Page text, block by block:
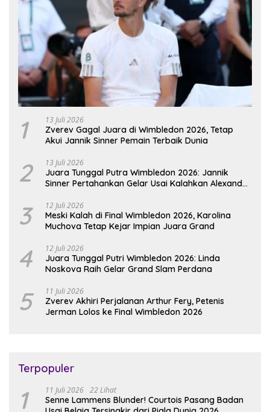
1 13 Juli 2026
Zverev Gagal Juara di Wimbledon 2026, Tetap
Akui Jannik Sinner Pemain Terbaik Dunia
2 13 Juli 2026
Juara Tunggal Putra Wimbledon 2026: Jannik
Sinner Pertahankan Gelar Usai Kalahkan Alexander
3 12 Juli 2026
Meski Kalah di Final Wimbledon 2026, Karolina
Muchova Tetap Kejar Impian Juara Grand
4 12 Juli 2026
Juara Tunggal Putri Wimbledon 2026: Linda
Noskova Raih Gelar Grand Slam Perdana
5 11 Juli 2026
Zverev Akhiri Perjalanan Arthur Fery, Petenis
Jerman Lolos ke Final Wimbledon 2026
Terpopuler
1 11 Juli 2026 22 Lihat
Senne Lammens Blunder! Courtois Pasang Badan